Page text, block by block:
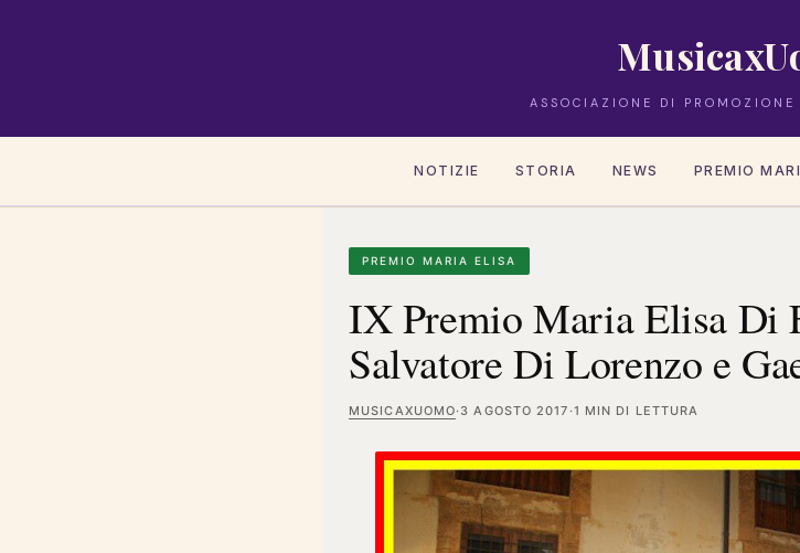
ASSOCIAZIONE DI PROMOZIONE
NOTIZIE STORIA NEWS PREMIO
PREMIO MARIA ELISA
IX Premio Maria Elisa Di
Salvatore Di Lorenzo e
MUSICAXUOMO·3 AGOSTO 2017 ·1 MIN DI LETTURA